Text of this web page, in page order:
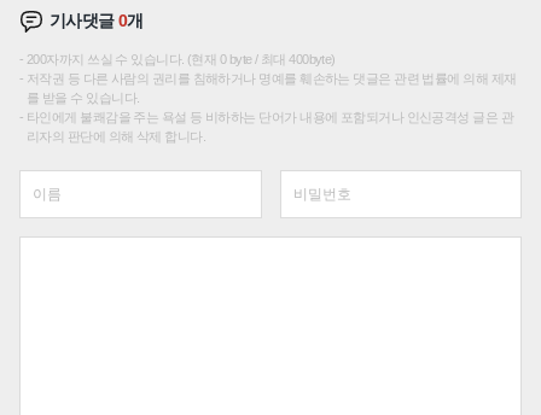
기사댓글0개
200자까지 쓰실 수 있습니다. (현재 0 byte / 최대 400byte)
저작권 등 다른 사람의 권리를 침해하거나 명예를 훼손하는 댓글은 관련 법률에 의해 제재
를 받을 수 있습니다.
타인에게 불쾌감을 주는 욕설 등 비하하는 단어가 내용에 포함되거나 인신공격성 글은 관
리자의 판단에 의해 삭제 합니다.